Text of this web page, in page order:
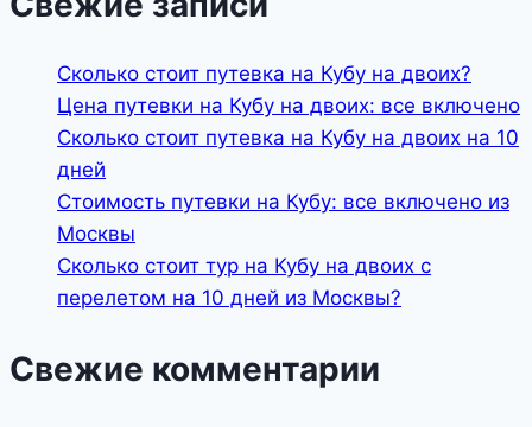
Сколько стоит путевка на Кубу на двоих?
Цена путевки на Кубу на двоих: все включено
Сколько стоит путевка на Кубу на двоих на 10
дней
Стоимость путевки на Кубу: все включено из
Москвы
Сколько стоит тур на Кубу на двоих с
перелетом на 10 дней из Москвы?
Свежие комментарии